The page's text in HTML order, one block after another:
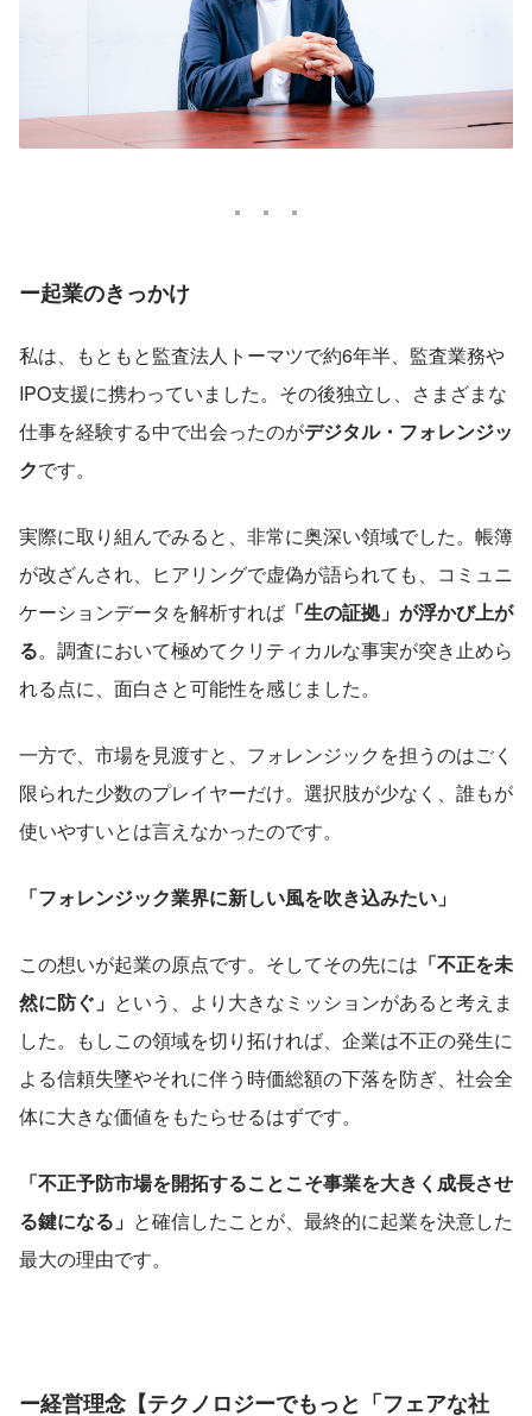
ー起業のきっかけ
私は、もともと監査法人トーマツで約6年半、監査業務や
IPO支援に携わっていました。その後独立し、さまざまな
仕事を経験する中で出会ったのがデジタル・フォレンジッ
クです。
実際に取り組んでみると、非常に奥深い領域でした。帳簿
が改ざんされ、ヒアリングで虚偽が語られても、コミュニ
ケーションデータを解析すれば 「生の証拠」が浮かび上が
る。調査において極めてクリティカルな事実が突き止めら
れる点に、面白さと可能性を感じました。
一方で、市場を見渡すと、フォレンジックを担うのはごく
限られた少数のプレイヤーだけ。選択肢が少なく、誰もが
使いやすいとは言えなかったのです。
「フォレンジック業界に新しい風を吹き込みたい」
この想いが起業の原点です。そしてその先には 「不正を未
然に防ぐ」 という、より大きなミッションがあると考えま
した。もしこの領域を切り拓ければ、企業は不正の発生に
よる信頼失墜やそれに伴う時価総額の下落を防ぎ、社会全
体に大きな価値をもたらせるはずです。
「不正予防市場を開拓することこそ事業を大きく成長させ
る鍵になる」 と確信したことが、最終的に起業を決意した
最大の理由です。
ー経営理念【テクノロジーでもっと「フェアな社